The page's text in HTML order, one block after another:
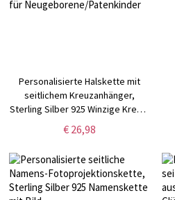
Personalisierte Halskette mit
seitlichem Kreuzanhänger,
Sterling Silber 925 Winzige Kreuz-
Namenskette,
Geburtstags-/Ostern-/Taufgeschenk
für Neugeborene/Patenkinder
€ 26,98